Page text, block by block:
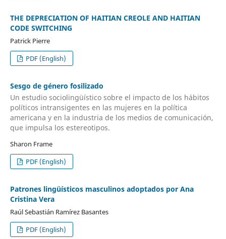
THE DEPRECIATION OF HAITIAN CREOLE AND HAITIAN
CODE SWITCHING
Patrick Pierre
PDF (English)
Sesgo de género fosilizado
Un estudio sociolingüístico sobre el impacto de los hábitos
políticos intransigentes en las mujeres en la política
americana y en la industria de los medios de comunicación,
que impulsa los estereotipos.
Sharon Frame
PDF (English)
Patrones lingüísticos masculinos adoptados por Ana
Cristina Vera
Raúl Sebastián Ramírez Basantes
PDF (English)